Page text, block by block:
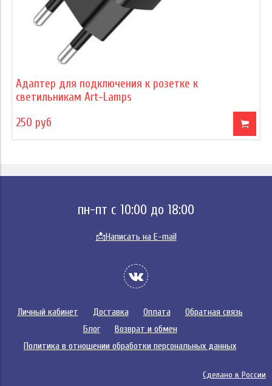
Адаптер для подключения к розетке к
светильникам Art-Lamps
250 руб
пн-пт с 10:00 до 18:00
📩Написать на E-mail
Личный кабинет Доставка Оплата
Обратная связь
Блог
Возврат и обмен
Политика в отношении обработки персональных данных
Сделано в России